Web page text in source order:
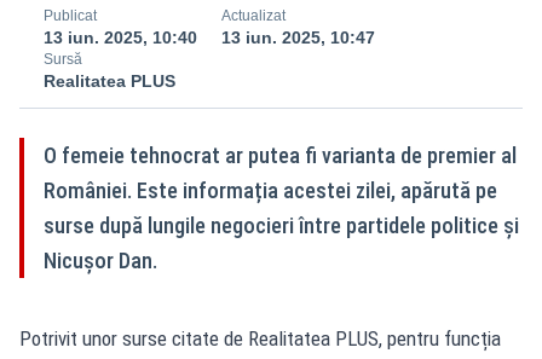
Publicat
13 iun. 2025, 10:40
Actualizat
13 iun. 2025, 10:47
Sursă
Realitatea PLUS
O femeie tehnocrat ar putea fi varianta de premier al
României. Este informația acestei zilei, apărută pe
surse după lungile negocieri între partidele politice și
Nicușor Dan.
Potrivit unor surse citate de Realitatea PLUS, pentru funcția